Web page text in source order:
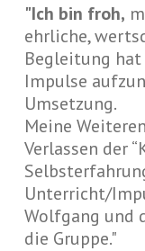
"Ich bin froh,
ehrliche,
Begleitung
Impulse
Umsetzung.
Meine
Verlassen der
Unterricht/
Wolfgang und
die Gruppe."